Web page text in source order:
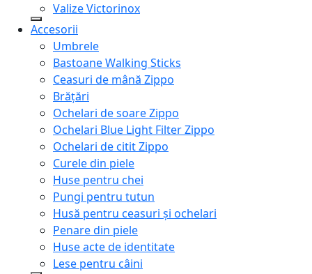
Valize Victorinox
Accesorii
Umbrele
Bastoane Walking Sticks
Ceasuri de mână Zippo
Brățări
Ochelari de soare Zippo
Ochelari Blue Light Filter Zippo
Ochelari de citit Zippo
Curele din piele
Huse pentru chei
Pungi pentru tutun
Husă pentru ceasuri și ochelari
Penare din piele
Huse acte de identitate
Lese pentru câini